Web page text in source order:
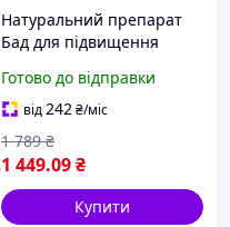
Натуральний препарат
Бад для підвищення
ерекції та здоров'я
чоловіка, Гінкго білоба (60
капсул)
Готово до відправки
від242₴/міс
1 449.09₴
1 789 ₴
Купити